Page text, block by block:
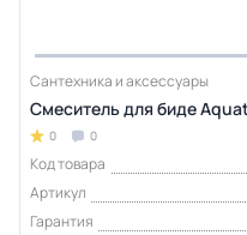
Сантехника и аксессуары
Смеситель для биде
0 0
Код товара
Артикул
Гарантия